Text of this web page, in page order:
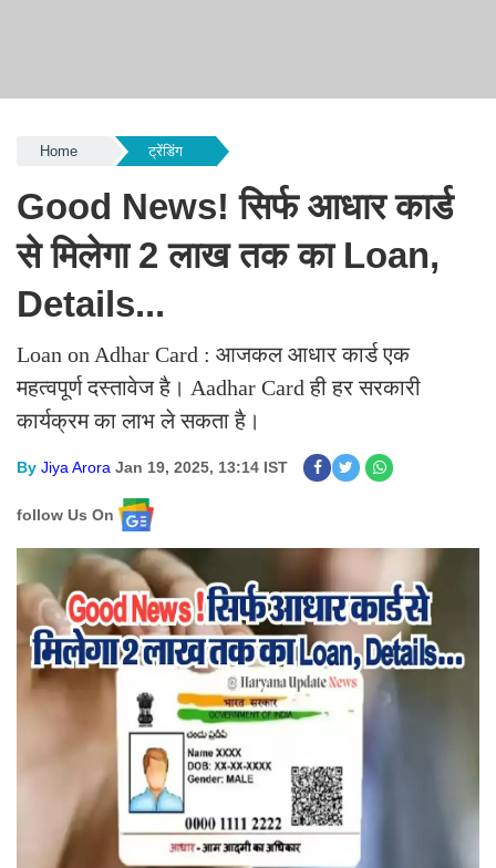
Home ट्रेंडिंग
Good News! सिर्फ आधार कार्ड
से मिलेगा 2 लाख तक का Loan,
Details...
Loan on Adhar Card : आजकल आधार कार्ड एक
महत्वपूर्ण दस्तावेज है। Aadhar Card ही हर सरकारी
कार्यक्रम का लाभ ले सकता है।
By Jiya Arora Jan 19, 2025, 13:14 IST
follow Us On